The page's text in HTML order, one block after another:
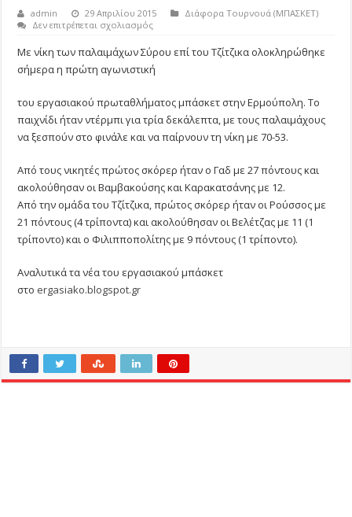
admin 29 Απριλίου 2015
Διάφορα Τουρνουά (ΜΠΑΣΚΕΤ)
Δεν επιτρέπεται σχολιασμόςστο
ΤΕΛΟΣ
ΟΙ
Με νίκη των παλαιμάχων Σύρου επί του Τζίτζικα ολοκληρώθηκε
σήμερα η πρώτη αγωνιστική
του εργασιακού πρωταθλήματος μπάσκετ στην Ερμούπολη. Το
παιχνίδι ήταν ντέρμπι για τρία δεκάλεπτα, με τους παλαιμάχους
να ξεσπούν στο φινάλε και να παίρνουν τη νίκη με 70-53.
Από τους νικητές πρώτος σκόρερ ήταν ο Γαδ με 27 πόντους και
ακολούθησαν οι Βαμβακούσης και Καρακατσάνης με 12.
Από την ομάδα του Τζίτζικα, πρώτος σκόρερ ήταν οι Ρούσσος με
21 πόντους (4 τρίποντα) και ακολούθησαν οι Βελέτζας με 11 (1
τρίποντο) και ο Φιλιπποπολίτης με 9 πόντους (1 τρίποντο).
Αναλυτικά τα νέα του εργασιακού μπάσκετ
στο ergasiako.blogspot.gr